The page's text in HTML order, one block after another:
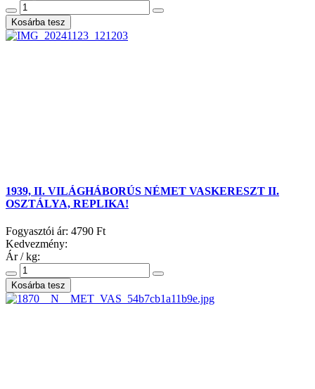
1939, II. VILÁGHÁBORÚS NÉMET VASKERESZT II.
OSZTÁLYA, REPLIKA!
Fogyasztói ár: 4790 Ft
Kedvezmény:
Ár / kg: